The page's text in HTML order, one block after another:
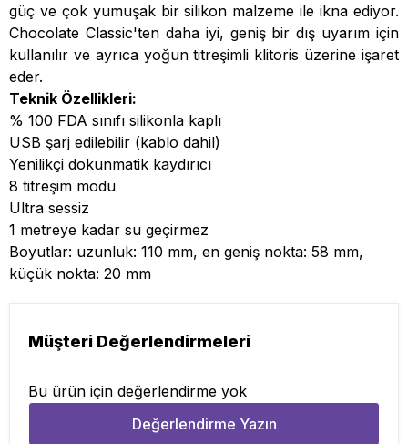
güç ve çok yumuşak bir silikon malzeme ile ikna ediyor.
Chocolate Classic'ten daha iyi, geniş bir dış uyarım için
kullanılır ve ayrıca yoğun titreşimli klitoris üzerine işaret
eder.
Teknik Özellikleri:
% 100 FDA sınıfı silikonla kaplı
USB şarj edilebilir (kablo dahil)
Yenilikçi dokunmatik kaydırıcı
8 titreşim modu
Ultra sessiz
1 metreye kadar su geçirmez
Boyutlar: uzunluk: 110 mm, en geniş nokta: 58 mm,
küçük nokta: 20 mm
Müşteri Değerlendirmeleri
Bu ürün için değerlendirme yok
Değerlendirme Yazın